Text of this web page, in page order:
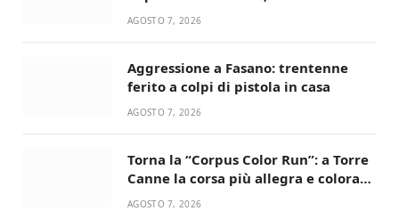
devozione
AGOSTO 7, 2026
Aggressione a Fasano: trentenne
ferito a colpi di pistola in casa
AGOSTO 7, 2026
Torna la “Corpus Color Run”: a Torre
Canne la corsa più allegra e colorata
dell’estate!
AGOSTO 7, 2026